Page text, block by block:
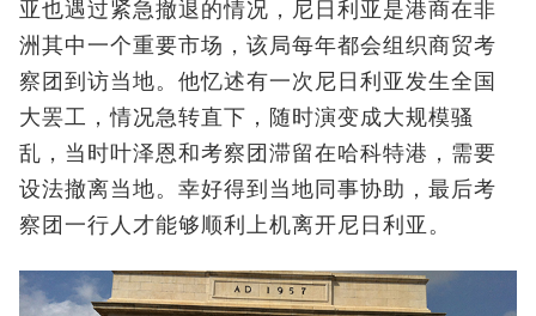
亚也遇过紧急撤退的情况，尼日利亚是港商在非
洲其中一个重要市场，该局每年都会组织商贸考
察团到访当地。他忆述有一次尼日利亚发生全国
大罢工，情况急转直下，随时演变成大规模骚
乱，当时叶泽恩和考察团滞留在哈科特港，需要
设法撤离当地。幸好得到当地同事协助，最后考
察团一行人才能够顺利上机离开尼日利亚。